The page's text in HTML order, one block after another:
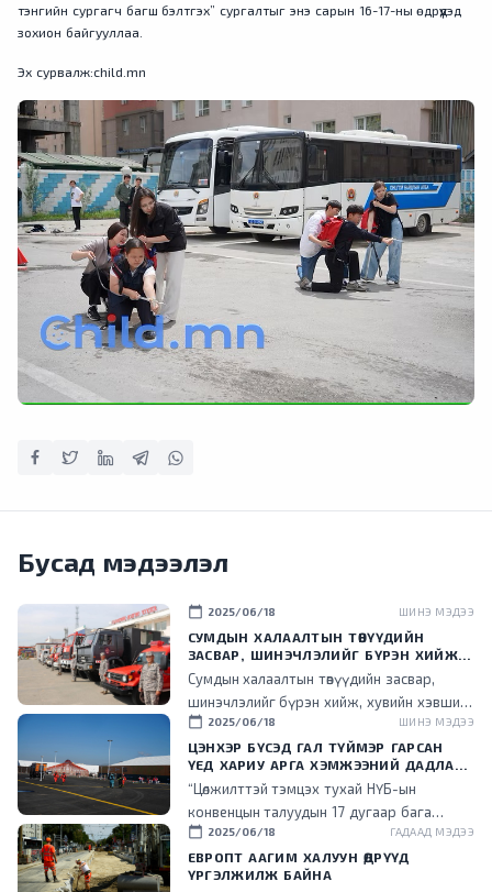
тэнгийн сургагч багш бэлтгэх” сургалтыг энэ сарын 16-17-ны өдрүүдэд
зохион байгууллаа.
Эх сурвалж:child.mn
Бусад мэдээлэл
calendar_today 2025/06/18 ШИНЭ МЭДЭЭ
СУМДЫН ХАЛААЛТЫН ТӨВҮҮДИЙН
ЗАСВАР, ШИНЭЧЛЭЛИЙГ БҮРЭН ХИЙЖ,
ХУВИЙН ХЭВШИЛ РҮҮ МЕНЕЖМЕНТИЙГ
НЬ ШИЛЖҮҮЛСЭН ГЭДГИЙГ ОНЦОЛЛОО
Сумдын халаалтын төвүүдийн засвар,
шинэчлэлийг бүрэн хийж, хувийн хэвшил
рүү менежментийг нь шилжүүлснээр
төрийн ачаалал буурч, эдийн засгийн үр
ашигтай ажиллаж эхэлсэн гэдгийг энэ
үеэр танилцууллаа.
calendar_today 2025/06/18 ШИНЭ МЭДЭЭ
ЦЭНХЭР БҮСЭД ГАЛ ТҮЙМЭР ГАРСАН
ҮЕД ХАРИУ АРГА ХЭМЖЭЭНИЙ ДАДЛАГА
СУРГУУЛИЙГ ЗОХИОН БАЙГУУЛЛАА
“Цөлжилттэй тэмцэх тухай НҮБ-ын
конвенцын талуудын 17 дугаар бага
хурал (COP17) зохион байгуулах цэнхэр
бүсэд гал түймэр гарсан үед хариу арга
хэмжээ зохион байгуулах дадлага,
calendar_today 2025/06/18 ГАДААД МЭДЭЭ
ЕВРОПТ ААГИМ ХАЛУУН ӨДРҮҮД
ҮРГЭЛЖИЛЖ БАЙНА